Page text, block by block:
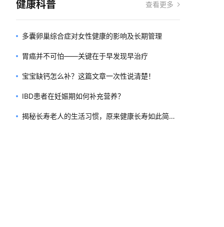
健康科普 查看更多
多囊卵巢综合症对女性健康的影响及长期管理
胃癌并不可怕——关键在于早发现早治疗
宝宝缺钙怎么补？这篇文章一次性说清楚！
IBD患者在妊娠期如何补充营养？
揭秘长寿老人的生活习惯，原来健康长寿如此简